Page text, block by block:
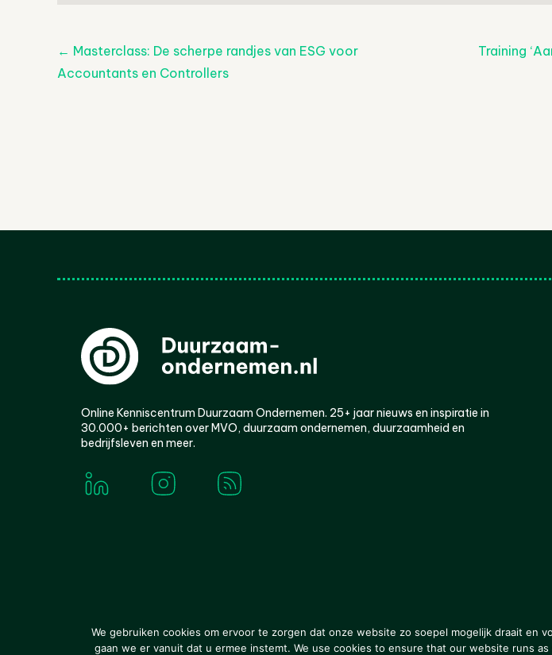
Post
← Masterclass: De scherpe randjes van ESG voor
Accountants en Controllers
Training
Online Kenniscentrum Duurzaam Ondernemen. 25+ jaar nieuws en inspiratie in
30.000+ berichten over MVO, duurzaam ondernemen, duurzaamheid en
bedrijfsleven en meer.
© 2000-2026 Van der Molen EIS Colofon Disclaimer Privacy
We gebruiken cookies om ervoor te zorgen dat onze website zo soepel mogelijk draait en
gaan we er vanuit dat u ermee instemt. We use cookies to ensure that our website runs